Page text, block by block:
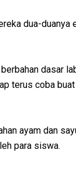
dua-duanya
dasar
terus coba
ayam dan
para siswa.